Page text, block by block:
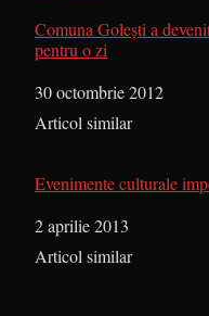
Comuna Golești a
pentru o zi
Dată
30 octombrie 2012
În legătură cu
Articol similar
Evenimente culturale
Dată
2 aprilie 2013
În legătură cu
Articol similar